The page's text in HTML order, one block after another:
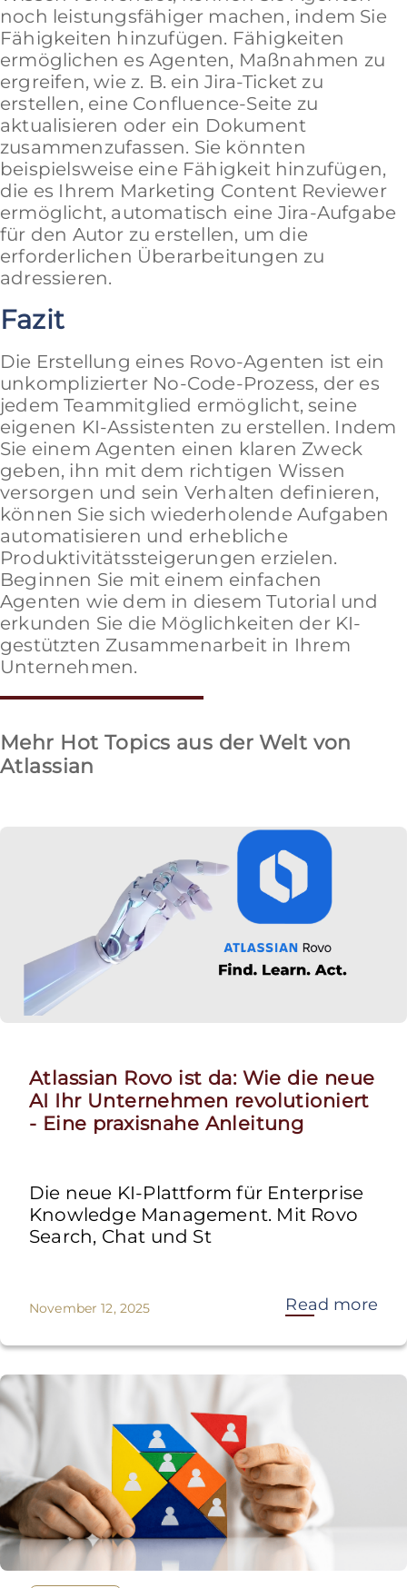
noch leistungsfähiger machen, indem Sie
Fähigkeiten hinzufügen. Fähigkeiten
ermöglichen es Agenten, Maßnahmen zu
ergreifen, wie z. B. ein Jira-Ticket zu
erstellen, eine Confluence-Seite zu
aktualisieren oder ein Dokument
zusammenzufassen. Sie könnten
beispielsweise eine Fähigkeit hinzufügen,
die es Ihrem Marketing Content Reviewer
ermöglicht, automatisch eine Jira-Aufgabe
für den Autor zu erstellen, um die
erforderlichen Überarbeitungen zu
adressieren.
Fazit
Die Erstellung eines Rovo-Agenten ist ein
unkomplizierter No-Code-Prozess, der es
jedem Teammitglied ermöglicht, seine
eigenen KI-Assistenten zu erstellen. Indem
Sie einem Agenten einen klaren Zweck
geben, ihn mit dem richtigen Wissen
versorgen und sein Verhalten definieren,
können Sie sich wiederholende Aufgaben
automatisieren und erhebliche
Produktivitätssteigerungen erzielen.
Beginnen Sie mit einem einfachen
Agenten wie dem in diesem Tutorial und
erkunden Sie die Möglichkeiten der KI-
gestützten Zusammenarbeit in Ihrem
Unternehmen.
Mehr Hot Topics aus der Welt von
Atlassian
Atlassian Rovo ist da: Wie die neue
AI Ihr Unternehmen revolutioniert
- Eine praxisnahe Anleitung
Die neue KI-Plattform für Enterprise
Knowledge Management. Mit Rovo
Search, Chat und St
November 12, 2025 Read more